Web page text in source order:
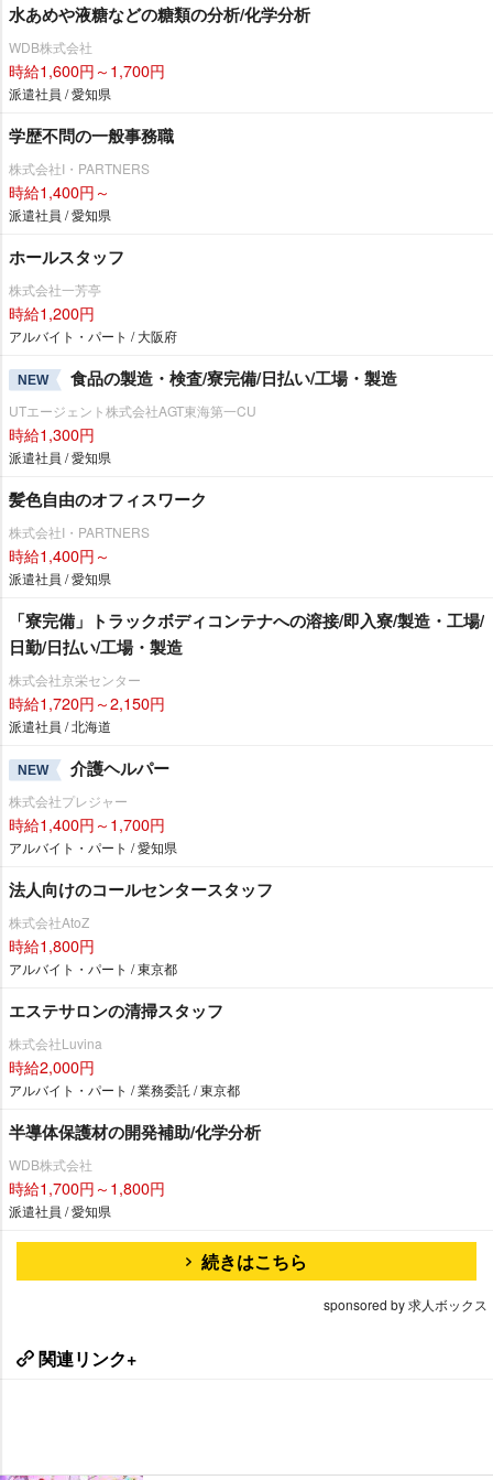
水あめや液糖などの糖類の分析/化学分析
WDB株式会社
時給1,600円～1,700円
派遣社員 / 愛知県
学歴不問の一般事務職
株式会社I・PARTNERS
時給1,400円～
派遣社員 / 愛知県
ホールスタッフ
株式会社一芳亭
時給1,200円
アルバイト・パート / 大阪府
NEW 食品の製造・検査/寮完備/日払い/工場・製造
UTエージェント株式会社AGT東海第一CU
時給1,300円
派遣社員 / 愛知県
髪色自由のオフィスワーク
株式会社I・PARTNERS
時給1,400円～
派遣社員 / 愛知県
「寮完備」トラックボディコンテナへの溶接/即入寮/製造・工場/
日勤/日払い/工場・製造
株式会社京栄センター
時給1,720円～2,150円
派遣社員 / 北海道
NEW 介護ヘルパー
株式会社プレジャー
時給1,400円～1,700円
アルバイト・パート / 愛知県
法人向けのコールセンタースタッフ
株式会社AtoZ
時給1,800円
アルバイト・パート / 東京都
エステサロンの清掃スタッフ
株式会社Luvina
時給2,000円
アルバイト・パート / 業務委託 / 東京都
半導体保護材の開発補助/化学分析
WDB株式会社
時給1,700円～1,800円
派遣社員 / 愛知県
続きはこちら
sponsored by 求人ボックス
関連リンク+